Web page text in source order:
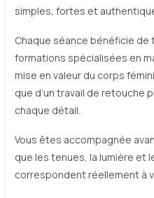
simples, fortes et
Chaque séance bénéficie
formations spécialisées en
mise en valeur du corps
que d’un travail de retouche
chaque détail.
Vous êtes accompagnée
que les tenues, la lumière et
correspondent réellement à